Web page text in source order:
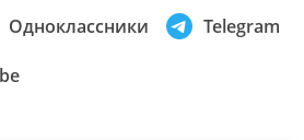
Одноклассники Telegram